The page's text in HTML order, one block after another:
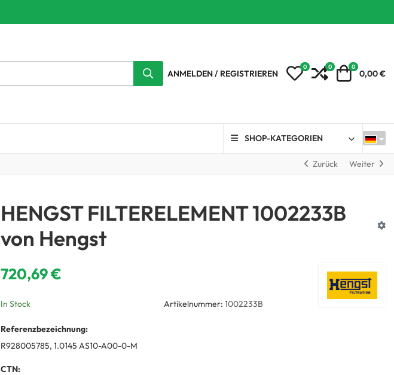
ANMELDEN / REGISTRIEREN My Wishlist
0 Compare
0 Warenkorb
0
0,00 €
SHOP-KATEGORIEN
Zurück Weiter
HENGST FILTERELEMENT 1002233B
von Hengst
720,69 €
In Stock Artikelnummer: 1002233B
Referenzbezeichnung:
R928005785, 1.0145 AS10-A00-0-M
CTN: